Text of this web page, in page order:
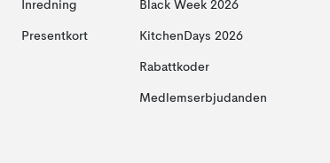
Inredning
Presentkort
Black Week 2026
KitchenDays 2026
Rabattkoder
Medlemserbjudanden